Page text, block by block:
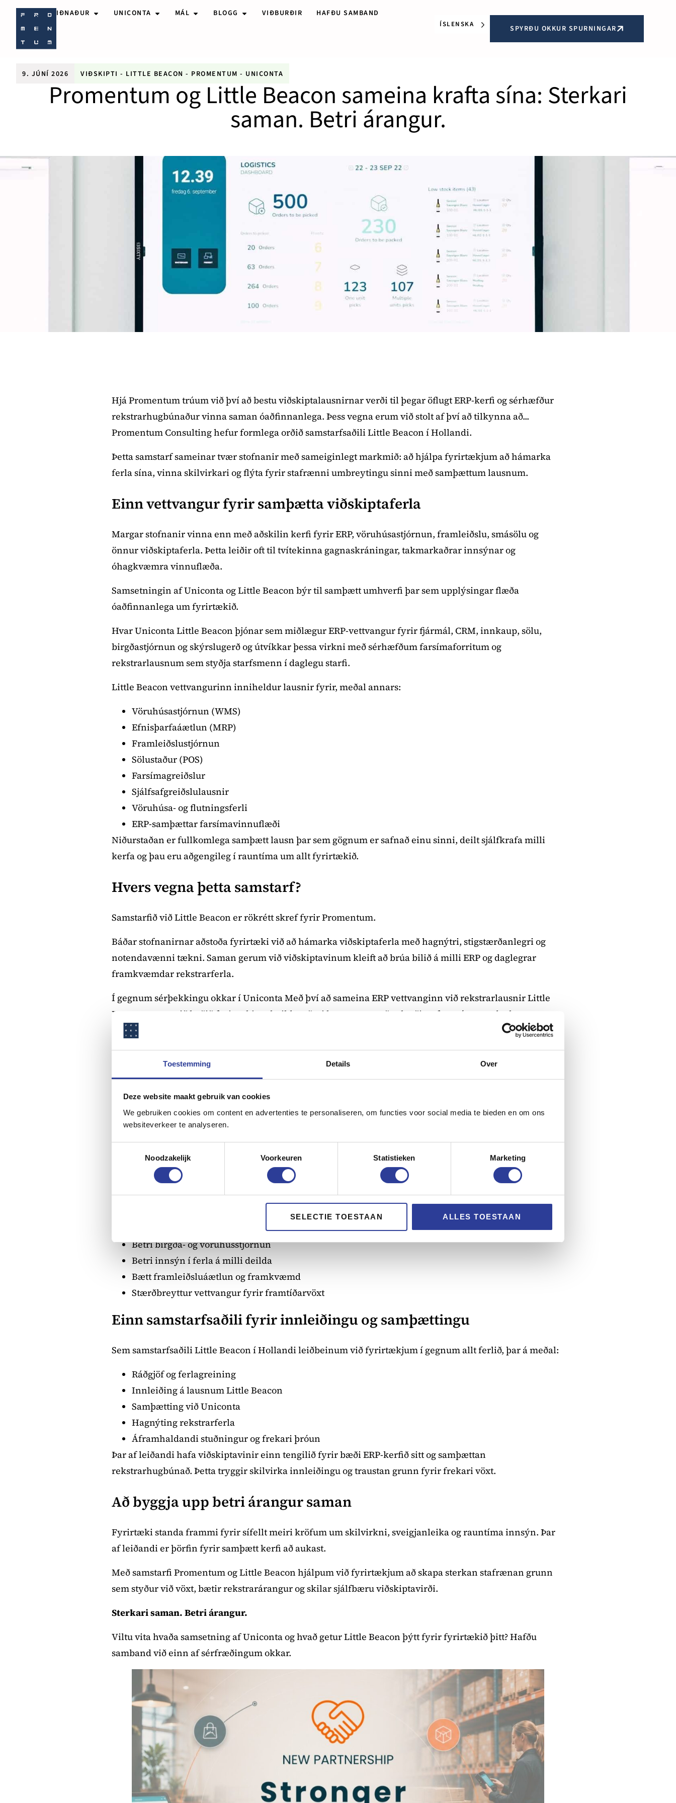
Toestemming Details Over
Deze website maakt gebruik van cookies
We gebruiken cookies om content en advertenties te personaliseren, om functies voor social media te bieden en om ons
websiteverkeer te analyseren.
Noodzakelijk
Voorkeuren Statistieken Marketing
SELECTIE TOESTAAN ALLES TOESTAAN
IÐNAÐUR UNICONTA MÁL BLOGG VIÐBURÐIR HAFÐU SAMBAND
ÍSLENSKA SPYRÐU OKKUR SPURNINGAR
9. JÚNÍ 2026 VIÐSKIPTI - LITTLE BEACON - PROMENTUM - UNICONTA
Promentum og Little Beacon sameina krafta sína: Sterkari
saman. Betri árangur.
Hjá Promentum trúum við því að bestu viðskiptalausnirnar verði til þegar öflugt ERP-kerfi og sérhæfður
rekstrarhugbúnaður vinna saman óaðfinnanlega. Þess vegna erum við stolt af því að tilkynna að...
Promentum Consulting hefur formlega orðið samstarfsaðili Little Beacon í Hollandi.
Þetta samstarf sameinar tvær stofnanir með sameiginlegt markmið: að hjálpa fyrirtækjum að hámarka
ferla sína, vinna skilvirkari og flýta fyrir stafrænni umbreytingu sinni með samþættum lausnum.
Einn vettvangur fyrir samþætta viðskiptaferla
Margar stofnanir vinna enn með aðskilin kerfi fyrir ERP, vöruhúsastjórnun, framleiðslu, smásölu og
önnur viðskiptaferla. Þetta leiðir oft til tvítekinna gagnaskráningar, takmarkaðrar innsýnar og
óhagkvæmra vinnuflæða.
Samsetningin af Uniconta og Little Beacon býr til samþætt umhverfi þar sem upplýsingar flæða
óaðfinnanlega um fyrirtækið.
Hvar Uniconta Little Beacon þjónar sem miðlægur ERP-vettvangur fyrir fjármál, CRM, innkaup, sölu,
birgðastjórnun og skýrslugerð og útvíkkar þessa virkni með sérhæfðum farsímaforritum og
rekstrarlausnum sem styðja starfsmenn í daglegu starfi.
Little Beacon vettvangurinn inniheldur lausnir fyrir, meðal annars:
Vöruhúsastjórnun (WMS)
Efnisþarfaáætlun (MRP)
Framleiðslustjórnun
Sölustaður (POS)
Farsímagreiðslur
Sjálfsafgreiðslulausnir
Vöruhúsa- og flutningsferli
ERP-samþættar farsímavinnuflæði
Niðurstaðan er fullkomlega samþætt lausn þar sem gögnum er safnað einu sinni, deilt sjálfkrafa milli
kerfa og þau eru aðgengileg í rauntíma um allt fyrirtækið.
Hvers vegna þetta samstarf?
Samstarfið við Little Beacon er rökrétt skref fyrir Promentum.
Báðar stofnanirnar aðstoða fyrirtæki við að hámarka viðskiptaferla með hagnýtri, stigstærðanlegri og
notendavænni tækni. Saman gerum við viðskiptavinum kleift að brúa bilið á milli ERP og daglegrar
framkvæmdar rekstrarferla.
Í gegnum sérþekkingu okkar í Uniconta Með því að sameina ERP vettvanginn við rekstrarlausnir Little
Beacon getum við boðið fyrirtækjum heildstæðari lausn sem styður bæði stefnumótun og daglegan
rekstur.
Sterkari saman
Slagorð þessa samstarfs segir allt sem segja þarf:
Uniconta býður upp á öflugan grunn fyrir viðskiptakerfi (ERP), en Little Beacon býður upp á farsíma- og
rekstrarlausnir sem tengja starfsmenn beint við lykilferla í viðskiptum. Saman hjálpa báðir kerfin
Stofnanir njóta góðs af, meðal annars:
Færri handvirk verkefni og tvíteknar færslur
Aðgangur að mikilvægum viðskiptaupplýsingum í rauntíma
Betri birgða- og vöruhússtjórnun
Betri innsýn í ferla á milli deilda
Bætt framleiðsluáætlun og framkvæmd
Stærðbreyttur vettvangur fyrir framtíðarvöxt
Einn samstarfsaðili fyrir innleiðingu og samþættingu
Sem samstarfsaðili Little Beacon í Hollandi leiðbeinum við fyrirtækjum í gegnum allt ferlið, þar á meðal:
Ráðgjöf og ferlagreining
Innleiðing á lausnum Little Beacon
Samþætting við Uniconta
Hagnýting rekstrarferla
Áframhaldandi stuðningur og frekari þróun
Þar af leiðandi hafa viðskiptavinir einn tengilið fyrir bæði ERP-kerfið sitt og samþættan
rekstrarhugbúnað. Þetta tryggir skilvirka innleiðingu og traustan grunn fyrir frekari vöxt.
Að byggja upp betri árangur saman
Fyrirtæki standa frammi fyrir sífellt meiri kröfum um skilvirkni, sveigjanleika og rauntíma innsýn. Þar
af leiðandi er þörfin fyrir samþætt kerfi að aukast.
Með samstarfi Promentum og Little Beacon hjálpum við fyrirtækjum að skapa sterkan stafrænan grunn
sem styður við vöxt, bætir rekstrarárangur og skilar sjálfbæru viðskiptavirði.
Sterkari saman. Betri árangur.
Viltu vita hvaða samsetning af Uniconta og hvað getur Little Beacon þýtt fyrir fyrirtækið þitt? Hafðu
samband við einn af sérfræðingum okkar.